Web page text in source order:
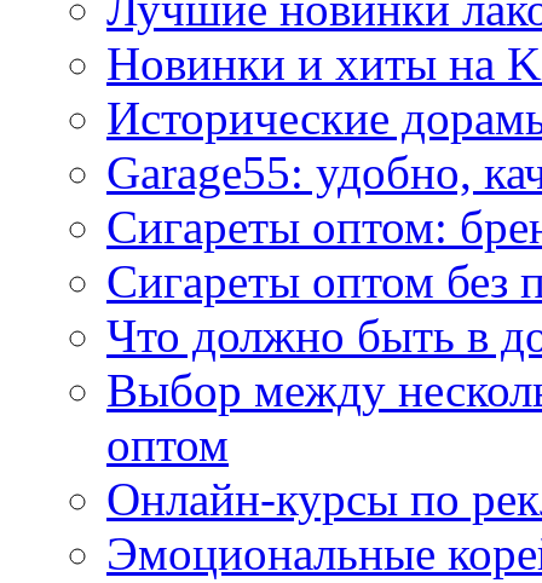
Новинки и хиты на
Исторические
Garage55: удобно,
Сигареты оптом:
Сигареты оптом без
Что должно быть в
Выбор между
оптом
Онлайн-курсы по
Эмоциональные